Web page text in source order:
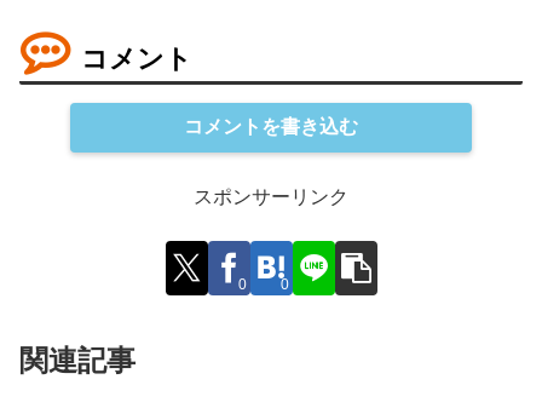
コメント
コメントを書き込む
スポンサーリンク
0 0
関連記事